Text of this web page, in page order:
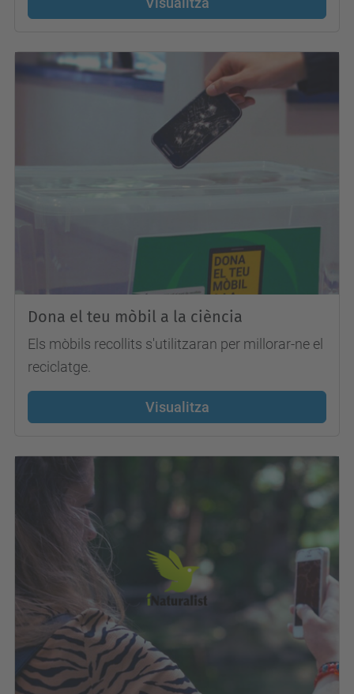
Dona el teu mòbil a la ciència
Els mòbils recollits s'utilitzaran per millorar-ne el
reciclatge.
Visualitza